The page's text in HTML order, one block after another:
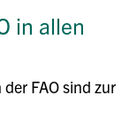
in allen
FAO sind zur